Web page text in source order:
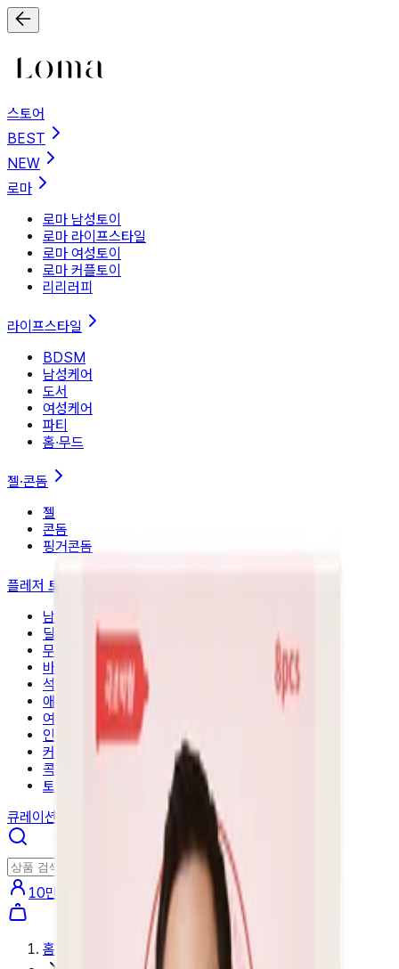
스토어
BEST
NEW
로마
로마 남성토이
로마 라이프스타일
로마 여성토이
로마 커플토이
리리러피
라이프스타일
BDSM
남성케어
도서
여성케어
파티
홈∙무드
젤·콘돔
젤
콘돔
핑거콘돔
플레저 토이
남성토이
딜도
무선토이
바이브레이터
석션토이
애널토이
여성토이
인기세트
커플토이
콕링
토이관리
큐레이션
10만원 쿠폰팩 받기
홈